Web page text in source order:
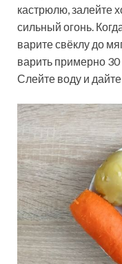
кастрюлю, залейте
сильный огонь.
варите свёклу до
варить примерно
Слейте воду и